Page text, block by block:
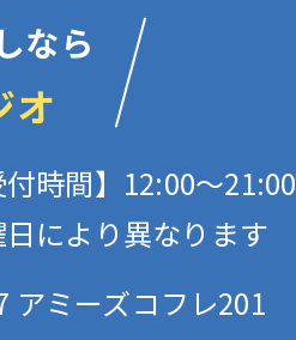
なら
時間】12:00〜21:00
により異なります
アミーズコフレ201